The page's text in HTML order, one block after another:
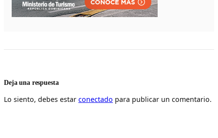
Deja una respuesta
Lo siento, debes estar conectado para publicar un comentario.